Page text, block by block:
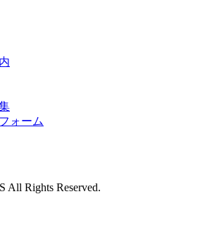
ォーム
Rights Reserved.